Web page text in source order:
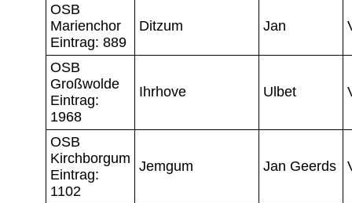
OSB
Marienchor
Eintrag: 889
Ditzum Jan
OSB
Großwolde
Eintrag:
1968
Ihrhove Ulbet
OSB
Kirchborgum
Eintrag:
1102
Jemgum Jan Geerds